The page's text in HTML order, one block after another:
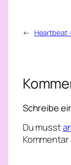
← Heartbeat
Schreibe
Du musst